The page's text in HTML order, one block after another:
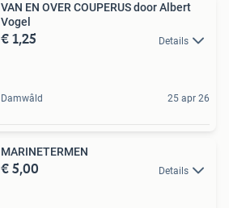
VAN EN OVER COUPERUS door Albert
Vogel
€ 1,25 Details
Damwâld 25 apr 26
MARINETERMEN
€ 5,00 Details